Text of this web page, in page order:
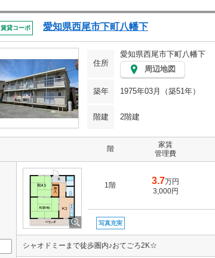
賃貸コーポ 愛知県西尾市下町八幡下
住所
愛知県西尾市下町八幡下
周辺地図
築年
1975年03月（築51年）
階建 2階建
階
家賃
管理費
1階 3.7万円
3,000円
写真充実
シャオドミーまで徒歩圏内♪おてごろ2K☆